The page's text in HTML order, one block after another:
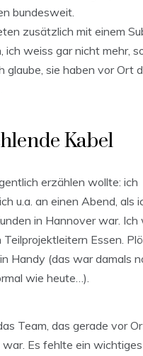
bundesweit.
zusätzlich mit einem
ich weiss gar nicht mehr,
glaube, sie haben vor Ort
Kabel
erzählen wollte: ich
u.a. an einen Abend, als
in Hannover war. Ich
Teilprojektleitern Essen.
Handy (das war damals
wie heute…).
Team, das gerade vor
Es fehlte ein